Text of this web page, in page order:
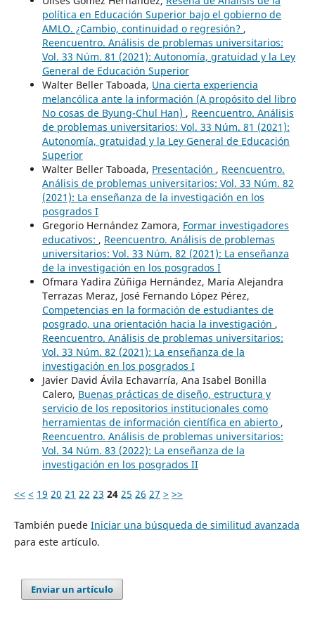
política en Educación Superior bajo el gobierno de
AMLO. ¿Cambio, continuidad o regresión? ,
Reencuentro. Análisis de problemas universitarios:
Vol. 33 Núm. 81 (2021): Autonomía, gratuidad y la Ley
General de Educación Superior
Walter Beller Taboada, Una cierta experiencia
melancólica ante la información (A propósito del libro
No cosas de Byung-Chul Han) , Reencuentro. Análisis
de problemas universitarios: Vol. 33 Núm. 81 (2021):
Autonomía, gratuidad y la Ley General de Educación
Superior
Walter Beller Taboada, Presentación , Reencuentro.
Análisis de problemas universitarios: Vol. 33 Núm. 82
(2021): La enseñanza de la investigación en los
posgrados I
Gregorio Hernández Zamora, Formar investigadores
educativos: , Reencuentro. Análisis de problemas
universitarios: Vol. 33 Núm. 82 (2021): La enseñanza
de la investigación en los posgrados I
Ofmara Yadira Zúñiga Hernández, María Alejandra
Terrazas Meraz, José Fernando López Pérez,
Competencias en la formación de estudiantes de
posgrado, una orientación hacia la investigación ,
Reencuentro. Análisis de problemas universitarios:
Vol. 33 Núm. 82 (2021): La enseñanza de la
investigación en los posgrados I
Javier David Ávila Echavarría, Ana Isabel Bonilla
Calero, Buenas prácticas de diseño, estructura y
servicio de los repositorios institucionales como
herramientas de información científica en abierto ,
Reencuentro. Análisis de problemas universitarios:
Vol. 34 Núm. 83 (2022): La enseñanza de la
investigación en los posgrados II
<< < 19 20 21 22 23 24 25 26 27 > >>
También puede Iniciar una búsqueda de similitud avanzada
para este artículo.
Enviar un artículo